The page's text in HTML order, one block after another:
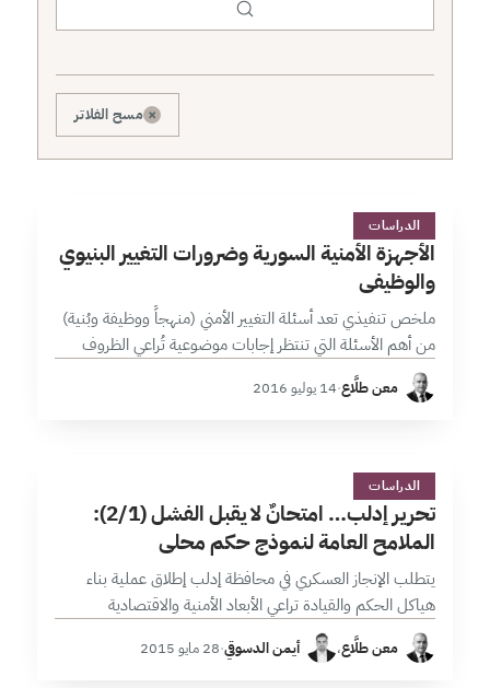
× مسح الفلاتر
ا
75 دقائق
الدراسات
الأجهزة الأمنية السورية وضرورات التغيير البنيوي
والوظيفي
ملخص تنفيذي تعد أسئلة التغيير الأمني (منهجاً ووظيفة وبُنية)
من أهم الأسئلة التي تنتظر إجابات موضوعية تُراعي الظروف
الناشئة وجملة المتغيرات المتسارعة التي تعصف بالجغرافية
السورية، ولأنها عملية معقدة فلن…
معن طلَّاع·14 يوليو 2016
ت1 دقائق
الدراسات
تحرير إدلب… امتحانٌ لا يقبل الفشل (2/1):
الملامح العامة لنموذج حكم محلي
يتطلب الإنجاز العسكري في محافظة إدلب إطلاق عملية بناء
هياكل الحكم والقيادة تراعي الأبعاد الأمنية والاقتصادية
والقيمية. ومرافقته بدينامية سياسية قائمة على مبدأ التوافق
وتوزيع المهام سيجعل من التحرير نموذجاً…
معن طلَّاع، أيمن الدسوقي·28 مايو 2015